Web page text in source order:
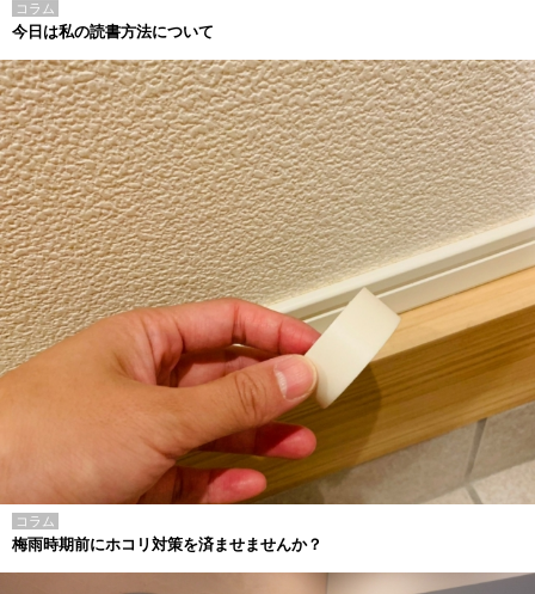
コラム
今日は私の読書方法について
コラム
梅雨時期前にホコリ対策を済ませませんか？